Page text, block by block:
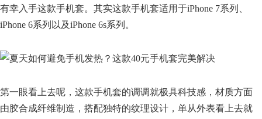
有幸入手这款手机套。其实这款手机套适用于iPhone 7系列、
iPhone 6系列以及iPhone 6s系列。
第一眼看上去呢，这款手机套的调调就极具科技感，材质方面
由胶合成纤维制造，搭配独特的纹理设计，单从外表看上去就